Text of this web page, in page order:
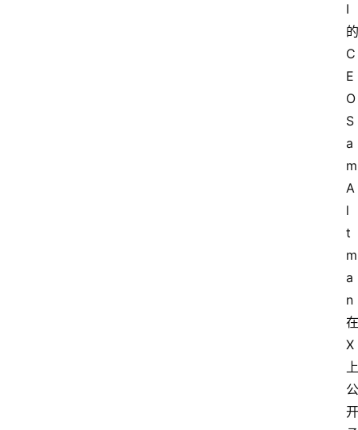
I
的
C
E
O
S
a
m
A
l
t
m
a
n
在
X
上
公
开